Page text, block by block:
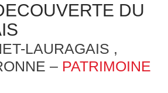
DU
LAURAGAIS ,
– PATRIMOINE